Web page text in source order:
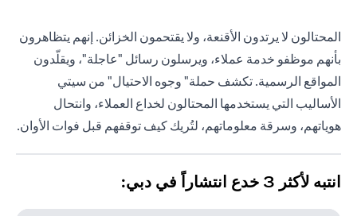
المحتالون لا يرتدون الأقنعة، ولا يقتحمون الخزائن. إنهم يتظاهرون
بأنهم موظفو خدمة عملاء، ويرسلون رسائل "عاجلة"، ويقلّدون
المواقع الرسمية. تكشف حملة" وجوه الاحتيال" من سيتي
الأساليب التي يستخدمها المحتالون لخداع العملاء، وانتحال
هوياتهم، وسرقة معلوماتهم، لتُريك كيف توقفهم قبل فوات الأوان.
انتبه لأكثر 3 خدع انتشاراً في دبي: